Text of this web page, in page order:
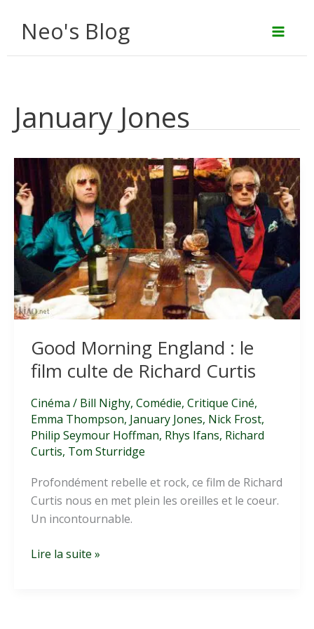
Neo's Blog
January Jones
Good Morning England : le
film culte de Richard Curtis
Cinéma / Bill Nighy, Comédie, Critique Ciné,
Emma Thompson, January Jones, Nick Frost,
Philip Seymour Hoffman, Rhys Ifans, Richard
Curtis, Tom Sturridge
Profondément rebelle et rock, ce film de Richard
Curtis nous en met plein les oreilles et le coeur.
Un incontournable.
Good
Lire la suite »